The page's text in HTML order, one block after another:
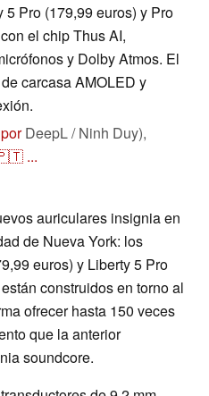
Pro (179,99 euros) y Pro
el chip Thus AI,
y Dolby Atmos. El
carcasa AMOLED y
DeepL / Ninh Duy),
...
auriculares insignia en
de Nueva York: los
euros) y Liberty 5 Pro
construidos en torno al
ofrecer hasta 150 veces
que la anterior
soundcore.